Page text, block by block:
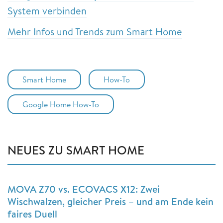
System verbinden
Mehr Infos und Trends zum Smart Home
Smart Home How-To
Google Home How-To
NEUES ZU SMART HOME
MOVA Z70 vs. ECOVACS X12: Zwei
Wischwalzen, gleicher Preis – und am Ende kein
faires Duell